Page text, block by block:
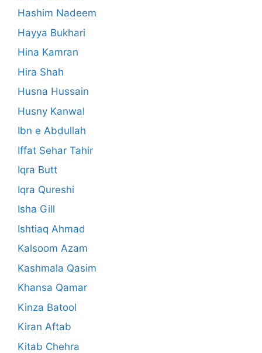
Hashim Nadeem
Hayya Bukhari
Hina Kamran
Hira Shah
Husna Hussain
Husny Kanwal
Ibn e Abdullah
Iffat Sehar Tahir
Iqra Butt
Iqra Qureshi
Isha Gill
Ishtiaq Ahmad
Kalsoom Azam
Kashmala Qasim
Khansa Qamar
Kinza Batool
Kiran Aftab
Kitab Chehra